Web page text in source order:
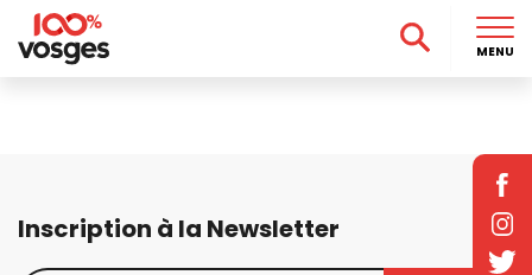
Inscription à la Newsletter
MENU